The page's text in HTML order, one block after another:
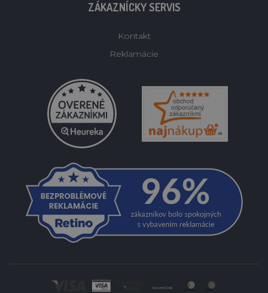
ZÁKAZNÍCKY SERVIS
Kontakt
Reklamácie